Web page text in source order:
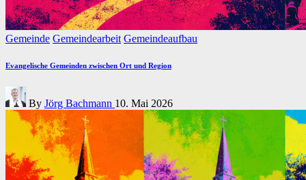
Posted
Gemeinde Gemeindearbeit Gemeindeaufbau
Evangelische Gemeinden zwischen Ort und Region
Posted
by
By Jörg Bachmann 10. Mai 2026